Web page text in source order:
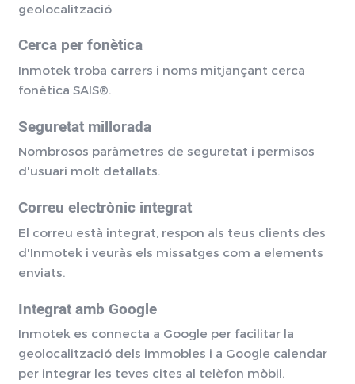
geolocalització
Cerca per fonètica
Inmotek troba carrers i noms mitjançant cerca
fonètica SAIS®.
Seguretat millorada
Nombrosos paràmetres de seguretat i permisos
d'usuari molt detallats.
Correu electrònic integrat
El correu està integrat, respon als teus clients des
d'Inmotek i veuràs els missatges com a elements
enviats.
Integrat amb Google
Inmotek es connecta a Google per facilitar la
geolocalització dels immobles i a Google calendar
per integrar les teves cites al telèfon mòbil.